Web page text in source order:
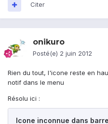
Citer
onikuro
Posté(e) 2 juin 2012
Rien du tout, l'icone reste en
notif dans le menu
Résolu ici :